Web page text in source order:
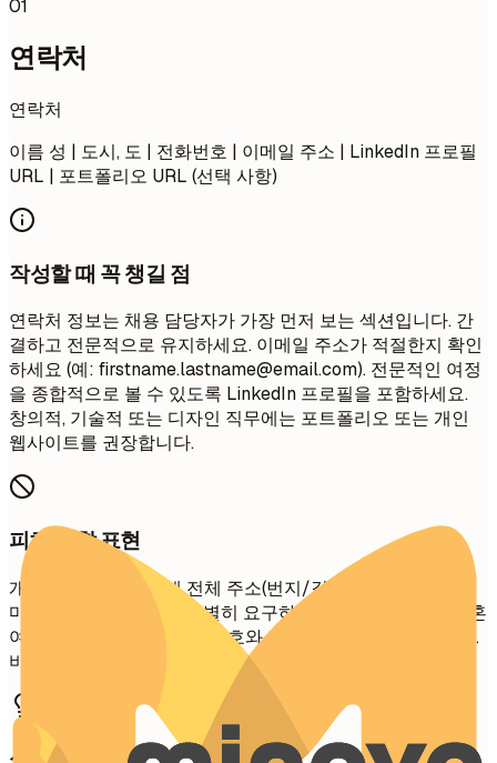
01
연락처
연락처
이름 성 | 도시, 도 | 전화번호 | 이메일 주소 | LinkedIn 프로필
URL | 포트폴리오 URL (선택 사항)
작성할 때 꼭 챙길 점
연락처 정보는 채용 담당자가 가장 먼저 보는 섹션입니다. 간
결하고 전문적으로 유지하세요. 이메일 주소가 적절한지 확인
하세요 (예: firstname.lastname@email.com). 전문적인 여정
을 종합적으로 볼 수 있도록 LinkedIn 프로필을 포함하세요.
창의적, 기술적 또는 디자인 직무에는 포트폴리오 또는 개인
웹사이트를 권장합니다.
피해야 할 표현
개인 정보 보호를 위해 전체 주소(번지/길 이름)는 포함하지
마세요. 해당 국가에서 특별히 요구하는 경우가 아니라면 결혼
여부, 나이, 사진, 주민등록번호와 같은 개인 정보는 피하세요.
비전문적인 이메일 주소는 사용하지 마세요.